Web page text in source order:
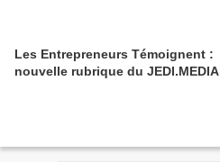
Les Entrepreneurs Témoignent :
nouvelle rubrique du JEDI.MEDIA